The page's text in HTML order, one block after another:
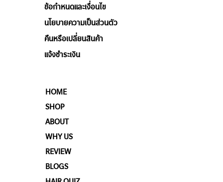
ข้อกำหนดและเงื่อนไข
นโยบายความเป็นส่วนตัว
คืนหรือเปลี่ยนสินค้า
แจ้งชำระเงิน
HOME
SHOP
ABOUT
WHY US
REVIEW
BLOGS